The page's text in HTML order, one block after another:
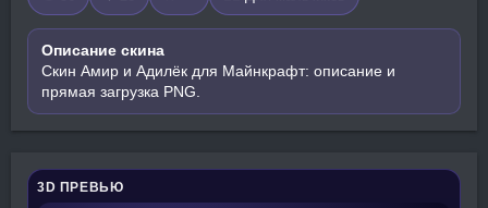
Описание скина
Скин Амир и Адилёк для Майнкрафт: описание и
прямая загрузка PNG.
3D ПРЕВЬЮ